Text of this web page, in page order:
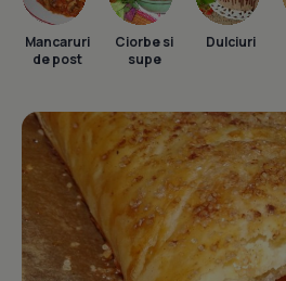
Mancaruri
de post
Ciorbe si
supe
Dulciuri